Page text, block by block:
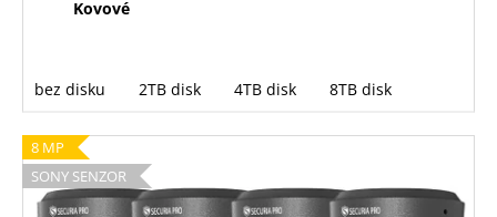
Kovové
bez disku 2TB disk 4TB disk 8TB disk
8 MP
SONY SENZOR